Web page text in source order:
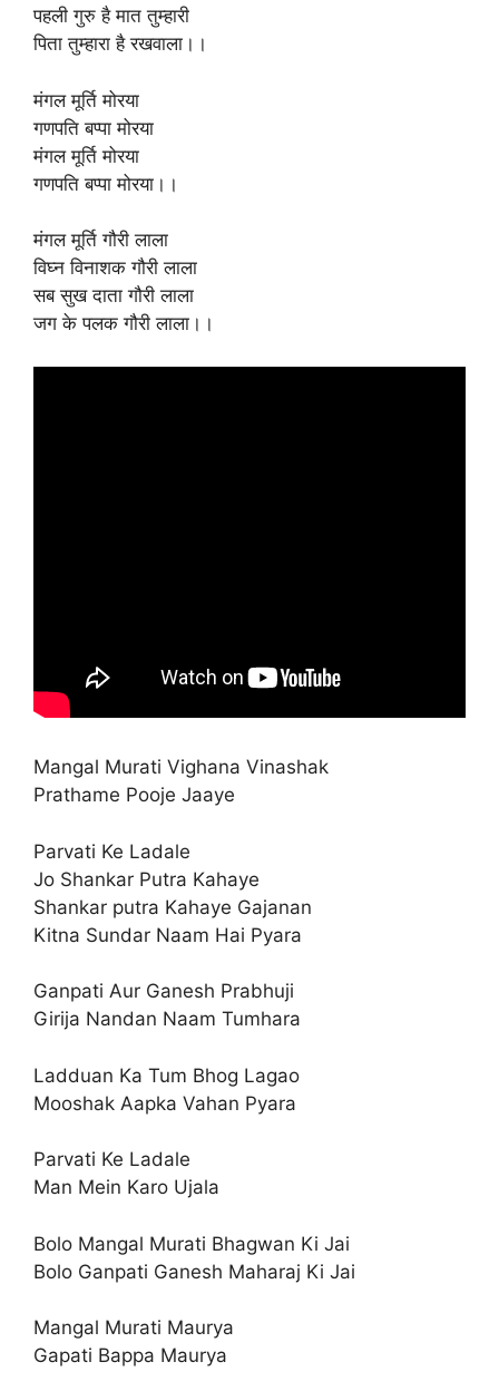
पहली गुरु है मात तुम्हारी
पिता तुम्हारा है रखवाला।।
मंगल मूर्ति मोरया
गणपति बप्पा मोरया
मंगल मूर्ति मोरया
गणपति बप्पा मोरया।।
मंगल मूर्ति गौरी लाला
विघ्न विनाशक गौरी लाला
सब सुख दाता गौरी लाला
जग के पलक गौरी लाला।।
Mangal Murati Vighana Vinashak
Prathame Pooje Jaaye
Parvati Ke Ladale
Jo Shankar Putra Kahaye
Shankar putra Kahaye Gajanan
Kitna Sundar Naam Hai Pyara
Ganpati Aur Ganesh Prabhuji
Girija Nandan Naam Tumhara
Ladduan Ka Tum Bhog Lagao
Mooshak Aapka Vahan Pyara
Parvati Ke Ladale
Man Mein Karo Ujala
Bolo Mangal Murati Bhagwan Ki Jai
Bolo Ganpati Ganesh Maharaj Ki Jai
Mangal Murati Maurya
Gapati Bappa Maurya